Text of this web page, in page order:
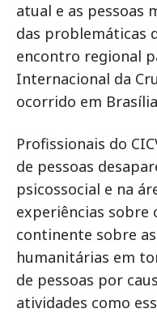
atual e as pessoas
das problemáticas
encontro regional
Internacional da
ocorrido em
Profissionais do
de pessoas
psicossocial e na
experiências sobre
continente sobre
humanitárias em
de pessoas por
atividades como